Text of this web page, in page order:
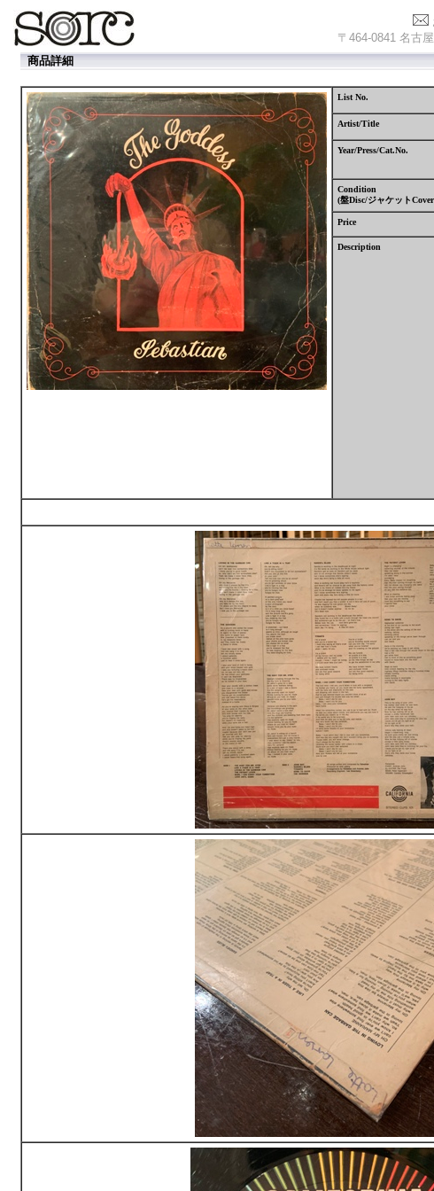
〒464-0841 名古
商品詳細
List No.
Artist/Title
Year/Press/Cat.No.
Condition
(盤Disc/ジャケット
Price
Description